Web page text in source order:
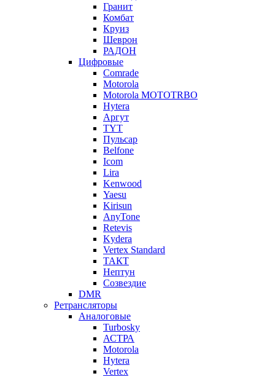
Гранит
Комбат
Круиз
Шеврон
РАДОН
Цифровые
Comrade
Motorola
Motorola MOTOTRBO
Hytera
Аргут
TYT
Пульсар
Belfone
Icom
Lira
Kenwood
Yaesu
Kirisun
AnyTone
Retevis
Kydera
Vertex Standard
ТАКТ
Нептун
Созвездие
DMR
Ретрансляторы
Аналоговые
Turbosky
АСТРА
Motorola
Hytera
Vertex